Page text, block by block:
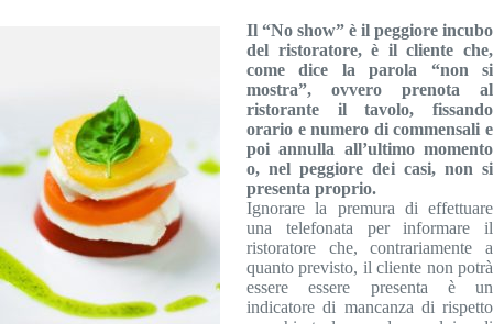
Il “No show” è il peggiore incubo
del ristoratore, è il cliente che,
come dice la parola “non si
mostra”, ovvero prenota al
ristorante il tavolo, fissando
orario e numero di commensali e
poi annulla all’ultimo momento
o, nel peggiore dei casi, non si
presenta proprio.
Ignorare la premura di effettuare
una telefonata per informare il
ristoratore che, contrariamente a
quanto previsto, il cliente non potrà
essere essere presenta è un
indicatore di mancanza di rispetto